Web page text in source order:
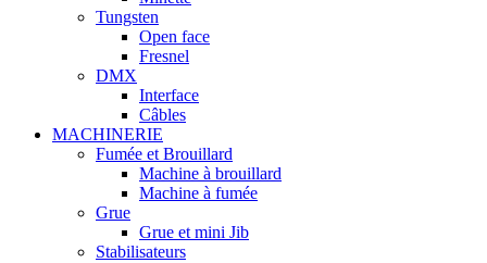
Tungsten
Open face
Fresnel
DMX
Interface
Câbles
MACHINERIE
Fumée et Brouillard
Machine à brouillard
Machine à fumée
Grue
Grue et mini Jib
Stabilisateurs